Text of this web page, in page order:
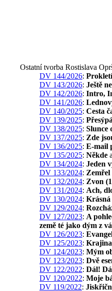
Ostatní tvorba Rostislava
DV 144/2026:
DV 143/2026: Ještě
DV 142/2026: Intro,
DV 141/2026:
DV 140/2025: Cesta
DV 139/2025:
DV 138/2025: Slunce
DV 137/2025: Zde
DV 136/2025: E-mail
DV 135/2025: Někde
DV 134/2024: Jeden
DV 133/2024: Zemřel
DV 132/2024: Zvon
DV 131/2024: Ach,
DV 130/2024:
DV 129/2024:
DV 127/2023: A
země té jako dým z
DV 126/2023:
DV 125/2023:
DV 124/2023: Mým
DV 123/2023: Dvě
DV 122/2022: Dál!
DV 120/2022: Moje
DV 119/2022: